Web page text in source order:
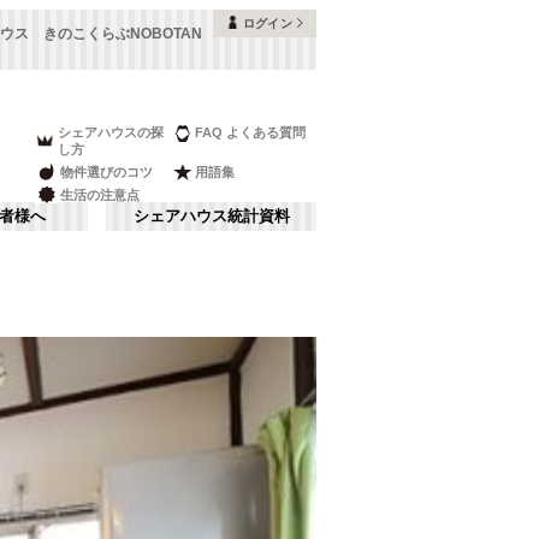
ス きのこくらぶNOBOTAN
ログイン
シェアハウスの探
し方
FAQ よくある質問
物件選びのコツ
用語集
生活の注意点
様へ シェアハウス統計資料